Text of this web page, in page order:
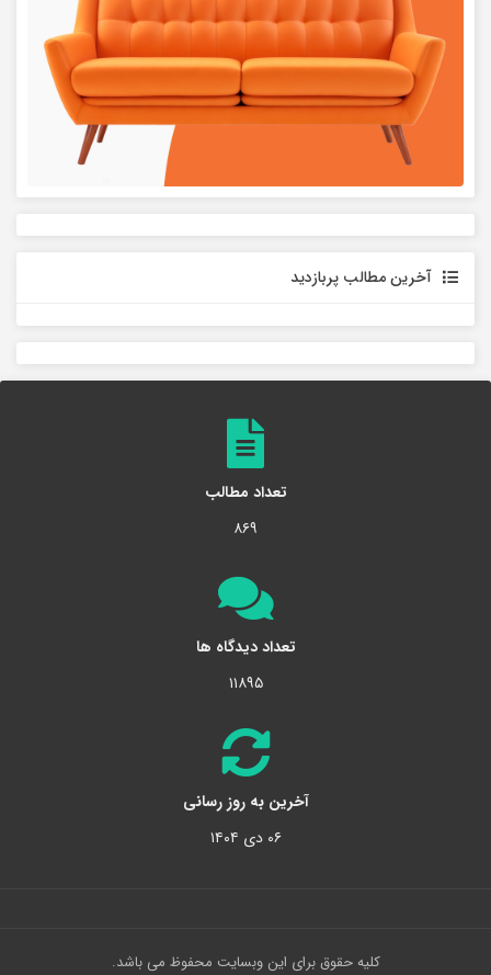
آخرین مطالب پربازدید
تعداد مطالب
۸۶۹
تعداد دیدگاه ها
۱۱۸۹۵
آخرین به روز رسانی
۰۶ دی ۱۴۰۴
کلیه حقوق برای این وبسایت محفوظ می باشد.